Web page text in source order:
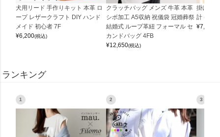
犬用リード 手作りキット 本革 ロ
ープ レザークラフト DIY ハンド
メイド 初心者 7F
¥6,200(税込)
クラッチバッグ メンズ 牛革 本革
シボ加工 A5収納 祝儀袋 冠婚葬祭
結婚式 ループ革紐 フォーマル セ
カンドバッグ 4FB
¥12,650(税込)
掛け時
計
¥7,150
ランキング
1 2 3